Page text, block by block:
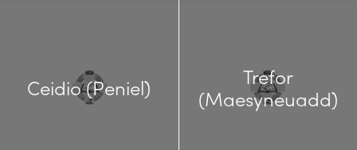
Ceidio (Peniel)
Trefor
(Maesyneuadd)